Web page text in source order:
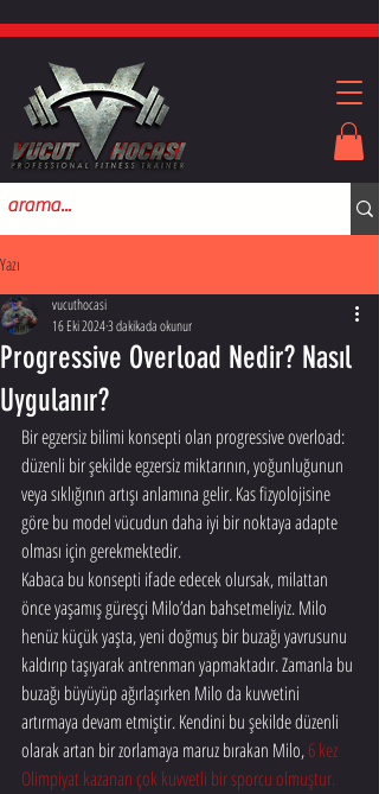
Yazı
Progressive Overload Nedir? Nasıl
Uygulanır?
vucuthocasi
16 Eki 20243 dakikada okunur
Bir egzersiz bilimi konsepti olan progressive overload:
düzenli bir şekilde egzersiz miktarının, yoğunluğunun
veya sıklığının artışı anlamına gelir. Kas fizyolojisine
göre bu model vücudun daha iyi bir noktaya adapte
olması için gerekmektedir.
Kabaca bu konsepti ifade edecek olursak, milattan
önce yaşamış güreşçi Milo’dan bahsetmeliyiz. Milo
henüz küçük yaşta, yeni doğmuş bir buzağı yavrusunu
kaldırıp taşıyarak antrenman yapmaktadır. Zamanla bu
buzağı büyüyüp ağırlaşırken Milo da kuvvetini
artırmaya devam etmiştir. Kendini bu şekilde düzenli
olarak artan bir zorlamaya maruz bırakan Milo, 6 kez
Olimpiyat kazanan çok kuvvetli bir sporcu olmuştur.